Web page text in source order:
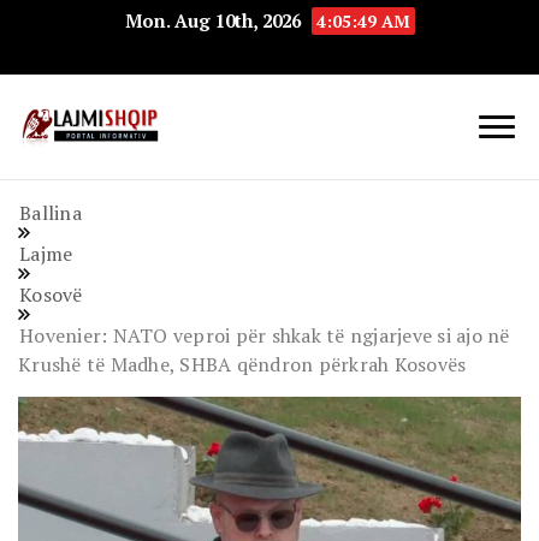
Mon. Aug 10th, 2026 4:05:50 AM
Ballina
Lajme
Kosovë
Hovenier: NATO veproi për shkak të ngjarjeve si ajo në
Krushë të Madhe, SHBA qëndron përkrah Kosovës